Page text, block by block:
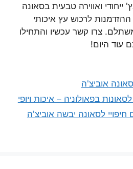
ייחודי ואווירה טבעית בסאונה
לרכוש עץ איכותי
צרו קשר עכשיו והתחילו
עוד היום!
אוביצ'ה
בפאולוניה – איכות ויופי
לסאונה יבשה אוביצ'ה